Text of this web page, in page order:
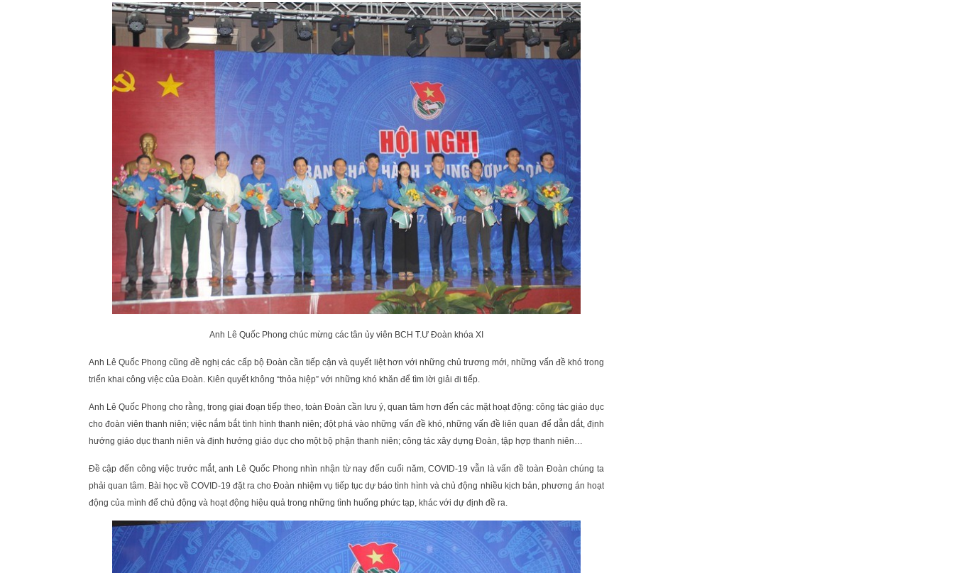
Anh Lê Quốc Phong chúc mừng các tân ủy viên BCH T.Ư Đoàn khóa XI
Anh Lê Quốc Phong cũng đề nghị các cấp bộ Đoàn cần tiếp cận và quyết liệt hơn với những chủ trương mới, những vấn đề khó trong
triển khai công việc của Đoàn. Kiên quyết không “thỏa hiệp” với những khó khăn để tìm lời giải đi tiếp.
Anh Lê Quốc Phong cho rằng, trong giai đoạn tiếp theo, toàn Đoàn cần lưu ý, quan tâm hơn đến các mặt hoạt động: công tác giáo dục
cho đoàn viên thanh niên; việc nắm bắt tình hình thanh niên; đột phá vào những vấn đề khó, những vấn đề liên quan để dẫn dắt, định
hướng giáo dục thanh niên và định hướng giáo dục cho một bộ phận thanh niên; công tác xây dựng Đoàn, tập hợp thanh niên…
Đề cập đến công việc trước mắt, anh Lê Quốc Phong nhìn nhận từ nay đến cuối năm, COVID-19 vẫn là vấn đề toàn Đoàn chúng ta
phải quan tâm. Bài học về COVID-19 đặt ra cho Đoàn nhiệm vụ tiếp tục dự báo tình hình và chủ động nhiều kịch bản, phương án hoạt
động của mình để chủ động và hoạt động hiệu quả trong những tình huống phức tạp, khác với dự định đề ra.